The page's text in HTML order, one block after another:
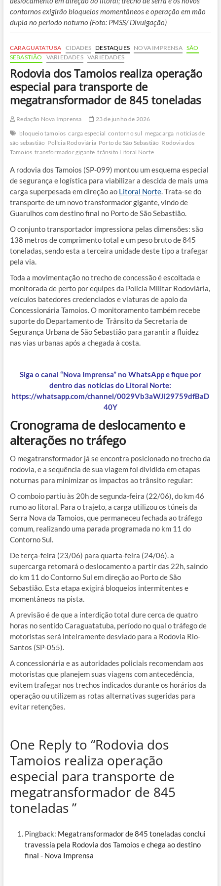
contornos exigirão bloqueios momentâneos e operação em mão
dupla no período noturno (Foto: PMSS/ Divulgação)
CARAGUATATUBA CIDADES DESTAQUES NOVA IMPRENSA SÃO
SEBASTIÃO
VARIEDADES VARIEDADES
Rodovia dos Tamoios realiza operação
especial para transporte de
megatransformador de 845 toneladas
Redação Nova Imprensa
23 de junho de 2026
bloqueio tamoios carga especial contorno sul megacarga notícias de
são sebastião Polícia Rodoviária Porto de São Sebastião Rodovia dos
Tamoios transformador gigante trânsito Litoral Norte
A rodovia dos Tamoios (SP-099) montou um esquema especial
de segurança e logística para viabilizar a descida de mais uma
carga superpesada em direção ao Litoral Norte. Trata-se do
transporte de um novo transformador gigante, vindo de
Guarulhos com destino final no Porto de São Sebastião.
O conjunto transportador impressiona pelas dimensões: são
138 metros de comprimento total e um peso bruto de 845
toneladas, sendo esta a terceira unidade deste tipo a trafegar
pela via.
Toda a movimentação no trecho de concessão é escoltada e
monitorada de perto por equipes da Polícia Militar Rodoviária,
veículos batedores credenciados e viaturas de apoio da
Concessionária Tamoios. O monitoramento também recebe
suporte do Departamento de Trânsito da Secretaria de
Segurança Urbana de São Sebastião para garantir a fluidez
nas vias urbanas após a chegada à costa.
Siga o canal “Nova Imprensa” no WhatsApp e fique por
dentro das notícias do Litoral Norte:
https://whatsapp.com/channel/0029Vb3aWJl29759dfBaD
40Y
Cronograma de deslocamento e
alterações no tráfego
O megatransformador já se encontra posicionado no trecho da
rodovia, e a sequência de sua viagem foi dividida em etapas
noturnas para minimizar os impactos ao trânsito regular:
O comboio partiu às 20h de segunda-feira (22/06), do km 46
rumo ao litoral. Para o trajeto, a carga utilizou os túneis da
Serra Nova da Tamoios, que permaneceu fechada ao tráfego
comum, realizando uma parada programada no km 11 do
Contorno Sul.
De terça-feira (23/06) para quarta-feira (24/06). a
supercarga retomará o deslocamento a partir das 22h, saindo
do km 11 do Contorno Sul em direção ao Porto de São
Sebastião. Esta etapa exigirá bloqueios intermitentes e
momentâneos na pista.
A previsão é de que a interdição total dure cerca de quatro
horas no sentido Caraguatatuba, período no qual o tráfego de
motoristas será inteiramente desviado para a Rodovia Rio-
Santos (SP-055).
A concessionária e as autoridades policiais recomendam aos
motoristas que planejem suas viagens com antecedência,
evitem trafegar nos trechos indicados durante os horários da
operação ou utilizem as rotas alternativas sugeridas para
evitar retenções.
One Reply to “Rodovia dos
Tamoios realiza operação
especial para transporte de
megatransformador de 845
toneladas ”
Pingback: Megatransformador de 845 toneladas conclui
travessia pela Rodovia dos Tamoios e chega ao destino
final - Nova Imprensa